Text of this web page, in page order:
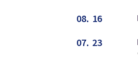
08. 16
07. 23